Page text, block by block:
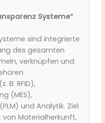
Systeme“
sind integrierte
des gesamten
verknüpfen und
B. RFID),
(MES),
und Analytik. Ziel
von Materialherkunft,